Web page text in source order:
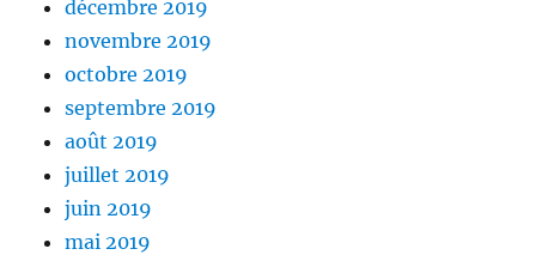
décembre 2019
novembre 2019
octobre 2019
septembre 2019
août 2019
juillet 2019
juin 2019
mai 2019